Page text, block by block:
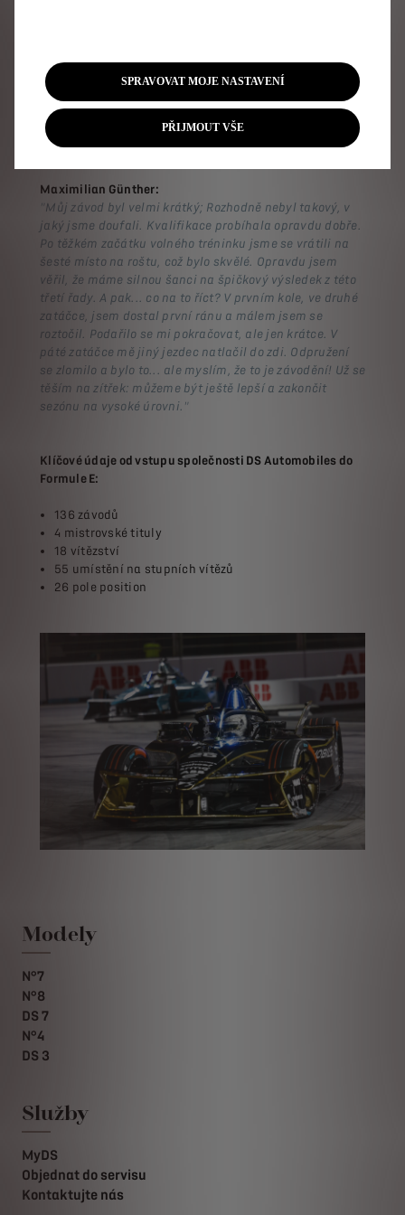
tým i já jsme udělali několik skvělých strategických
rozhodnutí. Je opravdu škoda, že safety car vyjel hned
poté, co jsem aktivoval svůj druhý útočný režim, protože
si myslím, že bych mohl získat lepší pozici. Ale zaměřme
se na pozitiva: měli jsme opravdu dobrý závod."
Maximilian Günther:
"Můj závod byl velmi krátký; Rozhodně nebyl takový, v
jaký jsme doufali. Kvalifikace probíhala opravdu dobře.
Po těžkém začátku volného tréninku jsme se vrátili na
šesté místo na roštu, což bylo skvělé. Opravdu jsem
věřil, že máme silnou šanci na špičkový výsledek z této
třetí řady. A pak... co na to říct? V prvním kole, ve druhé
zatáčce, jsem dostal první ránu a málem jsem se
roztočil. Podařilo se mi pokračovat, ale jen krátce. V
páté zatáčce mě jiný jezdec natlačil do zdi. Odpružení
se zlomilo a bylo to... ale myslím, že to je závodění! Už se
těším na zítřek: můžeme být ještě lepší a zakončit
sezónu na vysoké úrovni."
Klíčové údaje od vstupu společnosti DS Automobiles do
Formule E:
136 závodů
4 mistrovské tituly
18 vítězství
55 umístění na stupních vítězů
26 pole position
Modely
N°7
N°8
DS 7
N°4
DS 3
Služby
MyDS
Objednat do servisu
Kontaktujte nás
SPRAVOVAT MOJE NASTAVENÍ
PŘIJMOUT VŠE